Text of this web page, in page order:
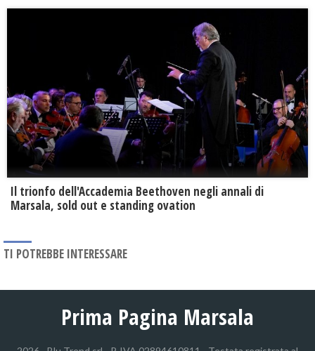
Il trionfo dell'Accademia Beethoven negli annali di
Marsala, sold out e standing ovation
TI POTREBBE INTERESSARE
Prima Pagina Marsala